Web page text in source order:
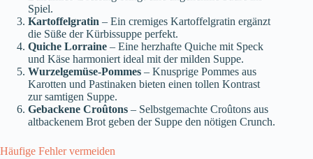
Spiel.
Kartoffelgratin – Ein cremiges Kartoffelgratin ergänzt
die Süße der Kürbissuppe perfekt.
Quiche Lorraine – Eine herzhafte Quiche mit Speck
und Käse harmoniert ideal mit der milden Suppe.
Wurzelgemüse-Pommes – Knusprige Pommes aus
Karotten und Pastinaken bieten einen tollen Kontrast
zur samtigen Suppe.
Gebackene Croûtons – Selbstgemachte Croûtons aus
altbackenem Brot geben der Suppe den nötigen Crunch.
Häufige Fehler vermeiden